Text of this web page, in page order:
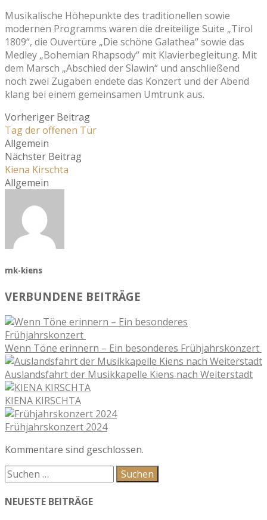
Musikalische Höhepunkte des traditionellen sowie
modernen Programms waren die dreiteilige Suite „Tirol
1809“, die Ouvertüre „Die schöne Galathea“ sowie das
Medley „Bohemian Rhapsody“ mit Klavierbegleitung. Mit
dem Marsch „Abschied der Slawin“ und anschließend
noch zwei Zugaben endete das Konzert und der Abend
klang bei einem gemeinsamen Umtrunk aus.
Vorheriger Beitrag
Tag der offenen Tür
Allgemein
Nächster Beitrag
Kiena Kirschta
Allgemein
mk-kiens
VERBUNDENE BEITRÄGE
Wenn Töne erinnern – Ein besonderes Frühjahrskonzert
Auslandsfahrt der Musikkapelle Kiens nach Weiterstadt
KIENA KIRSCHTA
Frühjahrskonzert 2024
Kommentare sind geschlossen.
NEUESTE BEITRÄGE